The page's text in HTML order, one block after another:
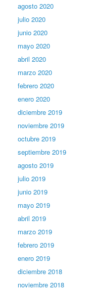
agosto 2020
julio 2020
junio 2020
mayo 2020
abril 2020
marzo 2020
febrero 2020
enero 2020
diciembre 2019
noviembre 2019
octubre 2019
septiembre 2019
agosto 2019
julio 2019
junio 2019
mayo 2019
abril 2019
marzo 2019
febrero 2019
enero 2019
diciembre 2018
noviembre 2018